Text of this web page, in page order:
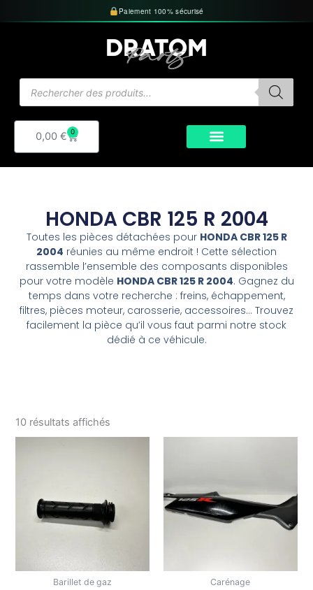
au
Paiement 100% sécurisé
de
0,00 € 0
Panier
HONDA CBR 125 R 2004
Toutes les pièces détachées pour HONDA CBR 125 R
2004 réunies au même endroit ! Cette sélection
rassemble l’ensemble des composants disponibles
pour votre modèle HONDA CBR 125 R 2004. Gagnez du
temps dans votre recherche : freins, échappement,
filtres, pièces moteur, carosserie, accessoires… Trouvez
facilement la pièce qu’il vous faut parmi notre stock
dédié à ce véhicule.
10 résultats affichés
Barillet de gaz Carénage